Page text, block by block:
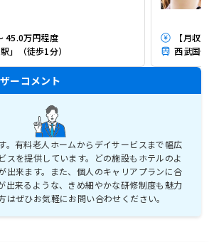
45.0万円程度
」（徒歩1分）
【月収
西武国
ーコメント
。有料老人ホームからデイサービスまで幅広
スを提供しています。どの施設もホテルのよ
出来ます。また、個人のキャリアプランに合
出来るような、きめ細やかな研修制度も魅力
はぜひお気軽にお問い合わせください。